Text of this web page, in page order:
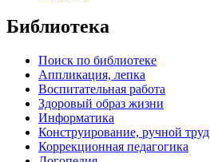
Библиотека
Поиск по библиотеке
Аппликация, лепка
Воспитательная работа
Здоровый образ жизни
Информатика
Конструирование, ручной труд
Коррекционная педагогика